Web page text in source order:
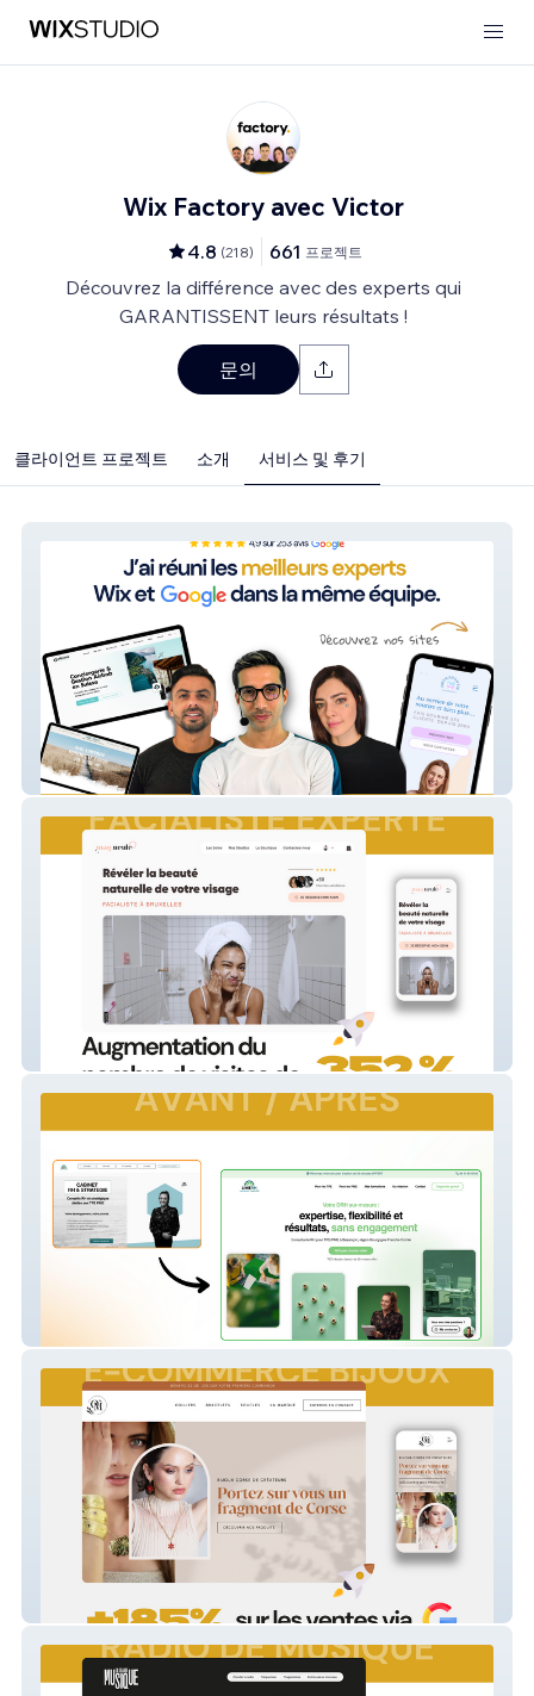
Wix Factory avec Victor
4.8 (218) 661 프로젝트
Découvrez la différence avec des experts qui
GARANTISSENT leurs résultats !
문의
클라이언트 프로젝트 소개 서비스 및 후기
Découvrez notre agence
Facialiste Experte
Cabinet conseil TPE PME - RH & Stratégie
E-commerce Bijoux